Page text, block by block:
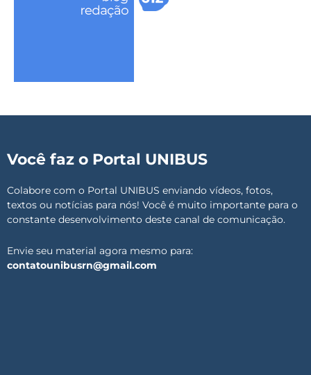
Você faz o Portal UNIBUS
Colabore com o Portal UNIBUS enviando vídeos, fotos,
textos ou notícias para nós! Você é muito importante para o
constante desenvolvimento deste canal de comunicação.
Envie seu material agora mesmo para:
contatounibusrn@gmail.com